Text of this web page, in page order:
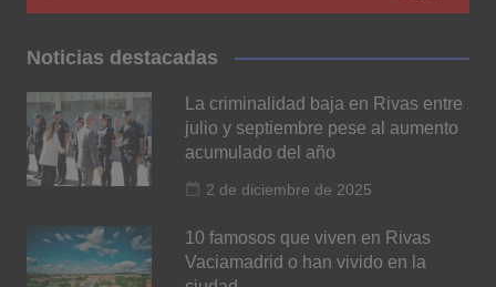
Noticias destacadas
La criminalidad baja en Rivas entre
julio y septiembre pese al aumento
acumulado del año
2 de diciembre de 2025
10 famosos que viven en Rivas
Vaciamadrid o han vivido en la